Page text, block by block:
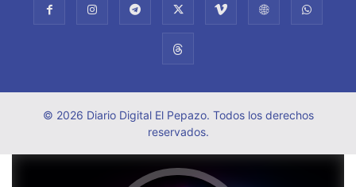
© 2026 Diario Digital El Pepazo. Todos los derechos
reservados.